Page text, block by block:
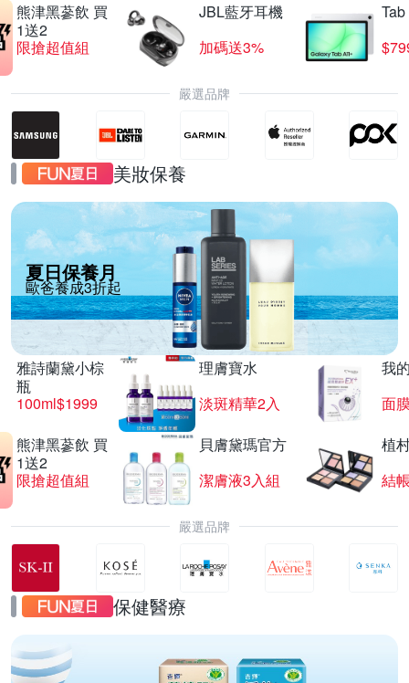
熊津黑蔘飲 買
1送2
限搶超值組
JBL藍牙耳機
加碼送3%
嚴選品牌
美妝保養
夏日保養月
歐爸養成3折起
雅詩蘭黛小棕
瓶
100ml$1999
理膚寶水
淡斑精華2入
我
面
熊津黑蔘飲 買
1送2
限搶超值組
貝膚黛瑪官方
潔膚液3入組
植
結
嚴選品牌
保健醫療